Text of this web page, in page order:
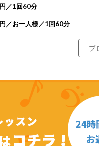
円／1回60分
円／お一人様／1回60分
プ